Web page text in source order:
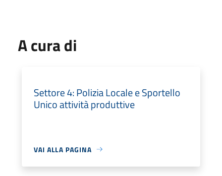
A cura di
Settore 4: Polizia Locale e Sportello
Unico attività produttive
VAI ALLA PAGINA